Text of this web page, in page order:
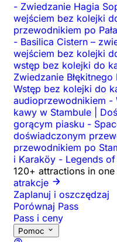
- Zwiedzanie Hagia
wejściem bez kolejki
przewodnikiem po
- Basilica Cistern –
wejściem bez kolejki
wstęp bez kolejki do
Zwiedzanie
Wstęp bez kolejki do
audioprzewodnikiem -
kawy w Stambule |
gorącym piasku -
doświadczonym
przewodnikiem po
i Karaköy - Legends
120+ attractions in one
atrakcje
Zaplanuj i oszczędzaj
Porównaj Pass
Pass i ceny
Pomoc